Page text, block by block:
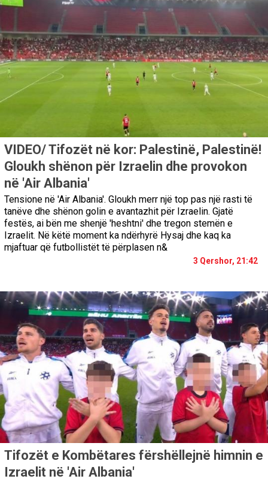
VIDEO/ Tifozët në kor: Palestinë, Palestinë!
Gloukh shënon për Izraelin dhe provokon
në 'Air Albania'
Tensione në 'Air Albania'. Gloukh merr një top pas një rasti të
tanëve dhe shënon golin e avantazhit për Izraelin. Gjatë
festës, ai bën me shenjë 'heshtni' dhe tregon stemën e
Izraelit. Në këtë moment ka ndërhyrë Hysaj dhe kaq ka
mjaftuar që futbollistët të përplasen n&
3 Qershor, 21:42
Tifozët e Kombëtares fërshëllejnë himnin e
Izraelit në 'Air Albania'